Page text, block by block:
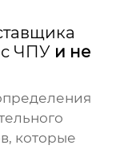
с ЧПУ и не
которые